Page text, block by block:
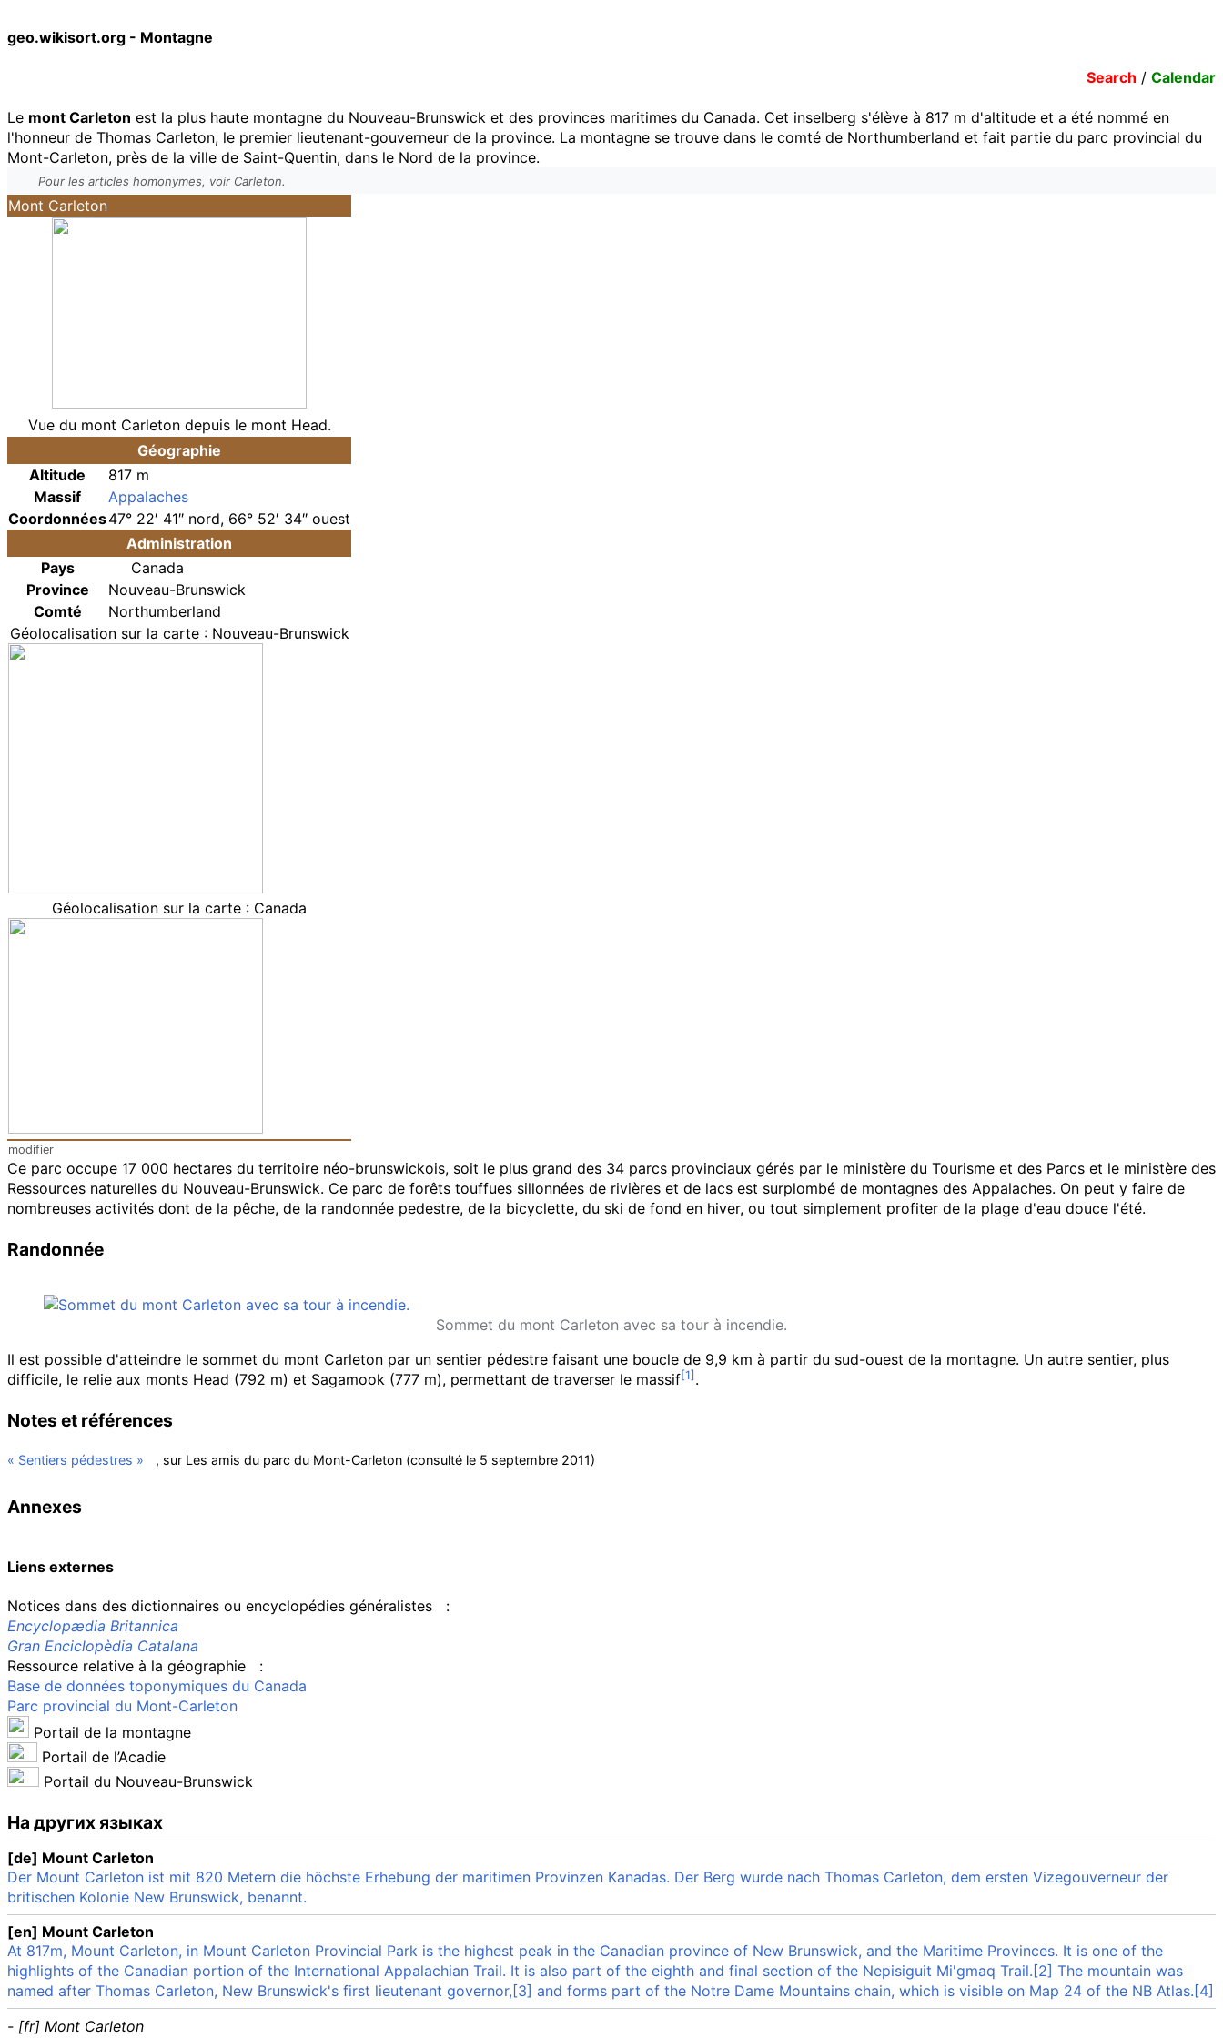
geo.wikisort.org - Montagne
Search / Calendar
Le mont Carleton est la plus haute montagne du Nouveau-Brunswick et des provinces maritimes du Canada. Cet inselberg s'élève à 817 m d'altitude et a été nommé en
l'honneur de Thomas Carleton, le premier lieutenant-gouverneur de la province. La montagne se trouve dans le comté de Northumberland et fait partie du parc provincial du
Mont-Carleton, près de la ville de Saint-Quentin, dans le Nord de la province.
Pour les articles homonymes, voir Carleton.
Mont Carleton
Vue du mont Carleton depuis le mont Head.
Géographie
Altitude
817 m
Massif
Appalaches
Coordonnées47° 22′ 41″ nord, 66° 52′ 34″ ouest
Administration
Pays
Canada
Province
Nouveau-Brunswick
Comté
Northumberland
Géolocalisation sur la carte : Nouveau-Brunswick
Géolocalisation sur la carte : Canada
modifier
Ce parc occupe 17 000 hectares du territoire néo-brunswickois, soit le plus grand des 34 parcs provinciaux gérés par le ministère du Tourisme et des Parcs et le ministère des
Ressources naturelles du Nouveau-Brunswick. Ce parc de forêts touffues sillonnées de rivières et de lacs est surplombé de montagnes des Appalaches. On peut y faire de
nombreuses activités dont de la pêche, de la randonnée pedestre, de la bicyclette, du ski de fond en hiver, ou tout simplement profiter de la plage d'eau douce l'été.
Randonnée
Sommet du mont Carleton avec sa tour à incendie.
Il est possible d'atteindre le sommet du mont Carleton par un sentier pédestre faisant une boucle de 9,9 km à partir du sud-ouest de la montagne. Un autre sentier, plus
difficile, le relie aux monts Head (792 m) et Sagamook (777 m), permettant de traverser le massif .
Notes et références
« Sentiers pédestres » , sur Les amis du parc du Mont-Carleton (consulté le 5 septembre 2011)
Annexes
Liens externes
Notices dans des dictionnaires ou encyclopédies généralistes
:
Encyclopædia Britannica
Gran Enciclopèdia Catalana
Ressource relative à la géographie
:
Base de données toponymiques du Canada
Parc provincial du Mont-Carleton
Portail de la montagne
Portail de l’Acadie
Portail du Nouveau-Brunswick
На других языках
[de] Mount Carleton
Der Mount Carleton ist mit 820 Metern die höchste Erhebung der maritimen Provinzen Kanadas. Der Berg wurde nach Thomas Carleton, dem ersten Vizegouverneur der
britischen Kolonie New Brunswick, benannt.
[en] Mount Carleton
At 817m, Mount Carleton, in Mount Carleton Provincial Park is the highest peak in the Canadian province of New Brunswick, and the Maritime Provinces. It is one of the
highlights of the Canadian portion of the International Appalachian Trail. It is also part of the eighth and final section of the Nepisiguit Mi'gmaq Trail.[2] The mountain was
named after Thomas Carleton, New Brunswick's first lieutenant governor,[3] and forms part of the Notre Dame Mountains chain, which is visible on Map 24 of the NB Atlas.[4]
- [fr] Mont Carleton